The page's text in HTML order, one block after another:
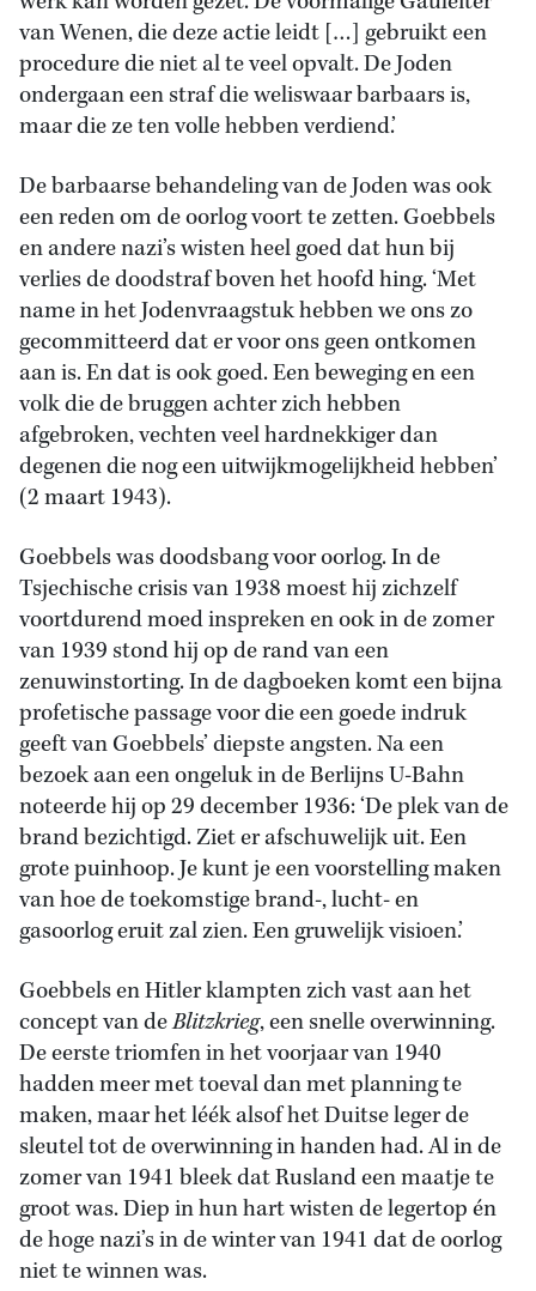
van Wenen, die deze actie leidt […] gebruikt een
procedure die niet al te veel opvalt. De Joden
ondergaan een straf die weliswaar barbaars is,
maar die ze ten volle hebben verdiend.’
De barbaarse behandeling van de Joden was ook
een reden om de oorlog voort te zetten. Goebbels
en andere nazi’s wisten heel goed dat hun bij
verlies de doodstraf boven het hoofd hing. ‘Met
name in het Jodenvraagstuk hebben we ons zo
gecommitteerd dat er voor ons geen ontkomen
aan is. En dat is ook goed. Een beweging en een
volk die de bruggen achter zich hebben
afgebroken, vechten veel hardnekkiger dan
degenen die nog een uitwijkmogelijkheid hebben’
(2 maart 1943).
Goebbels was doodsbang voor oorlog. In de
Tsjechische crisis van 1938 moest hij zichzelf
voortdurend moed inspreken en ook in de zomer
van 1939 stond hij op de rand van een
zenuwinstorting. In de dagboeken komt een bijna
profetische passage voor die een goede indruk
geeft van Goebbels’ diepste angsten. Na een
bezoek aan een ongeluk in de Berlijns U-Bahn
noteerde hij op 29 december 1936: ‘De plek van de
brand bezichtigd. Ziet er afschuwelijk uit. Een
grote puinhoop. Je kunt je een voorstelling maken
van hoe de toekomstige brand-, lucht- en
gasoorlog eruit zal zien. Een gruwelijk visioen.’
Goebbels en Hitler klampten zich vast aan het
concept van deBlitzkrieg, een snelle overwinning.
De eerste triomfen in het voorjaar van 1940
hadden meer met toeval dan met planning te
maken, maar het léék alsof het Duitse leger de
sleutel tot de overwinning in handen had. Al in de
zomer van 1941 bleek dat Rusland een maatje te
groot was. Diep in hun hart wisten de legertop én
de hoge nazi’s in de winter van 1941 dat de oorlog
niet te winnen was.